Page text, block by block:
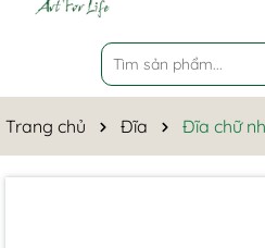
Trang chủ Đĩa Đĩa chữ